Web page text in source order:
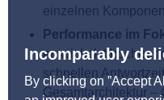
Incomparably
By clicking on ”Accept
einzelnen
Performance im
entwickelst
schnellen
Gesamtarchitektur –